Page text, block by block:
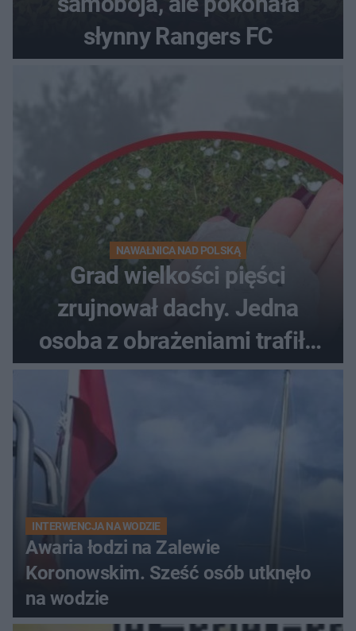
słynny Rangers FC
NAWAŁNICA NAD POLSKĄ
Grad wielkości pięści
zrujnował dachy. Jedna
osoba z obrażeniami trafiła
do szpitala
INTERWENCJA NA WODZIE
Awaria łodzi na Zalewie
Koronowskim. Sześć osób utknęło
na wodzie